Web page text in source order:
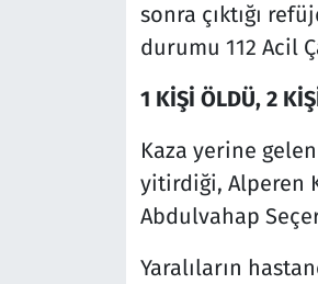
sonra çıktığı
durumu 112 Acil
1 KİŞİ ÖLDÜ, 2
Kaza yerine
yitirdiği, Alperen
Abdulvahap
Yaralıların